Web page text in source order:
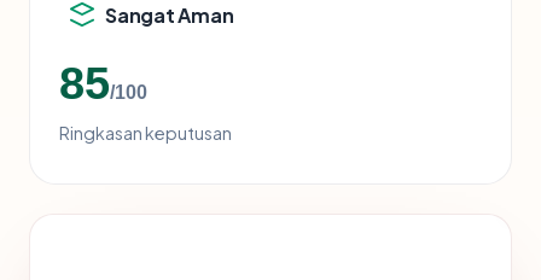
Sangat Aman
85/100
Ringkasan keputusan